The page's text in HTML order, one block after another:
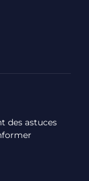
des astuces